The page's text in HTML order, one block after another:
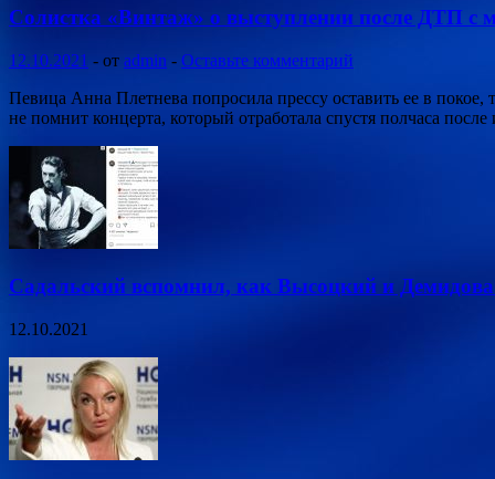
Солистка «Винтаж» о выступлении после ДТП с
12.10.2021 - от admin - Оставьте комментарий
Певица Анна Плетнева попросила прессу оставить ее в
не помнит концерта, который отработала спустя полчаса
Садальский вспомнил, как Высоцкий и
12.10.2021